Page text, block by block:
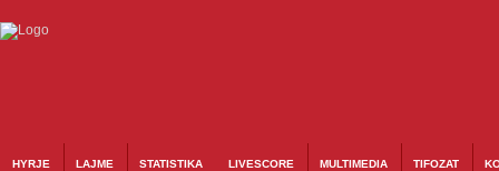
HYRJE LAJME STATISTIKA LIVESCORE MULTIMEDIA TIFOZAT